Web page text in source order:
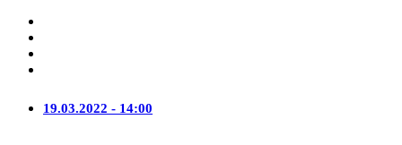
19.03.2022 - 14:00